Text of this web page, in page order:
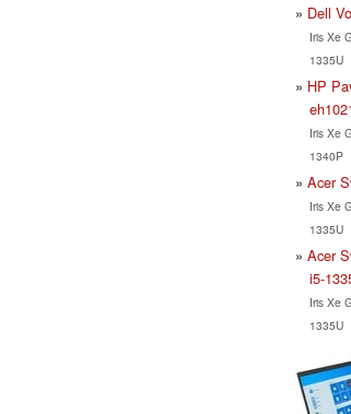
Dell
Iris Xe
1335U
HP
Iris Xe
1340P
Acer
Iris Xe
1335U
Acer
i5-
Iris Xe
1335U